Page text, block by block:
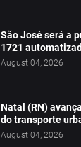
São José será a
1721
August 04, 2026
Natal (RN)
do transporte
August 04, 2026